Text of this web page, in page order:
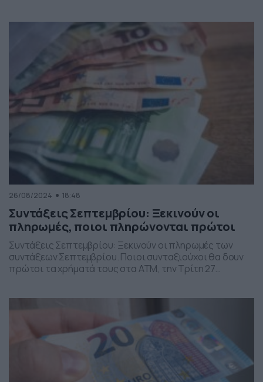
ΕΦΚΑ για όσους είναι συνταξιούχοι από 1.1.2017 και
έπειτα (ν.4387/2016) και όλες οι επικουρικές συντάξεις
του ιδιωτικού τομέα […]
26/08/2024 18:48
Συντάξεις Σεπτεμβρίου: Ξεκινούν οι
πληρωμές, ποιοι πληρώνονται πρώτοι
Συντάξεις Σεπτεμβρίου: Ξεκινούν οι πληρωμές των
συντάξεων Σεπτεμβρίου. Ποιοι συνταξιούχοι θα δουν
πρώτοι τα χρήματά τους στα ATM, την Τρίτη 27
καταβολές των επικουρικών του ιδιωτικού τομέα, τόσο
για τους μη μισθωτούς και […]